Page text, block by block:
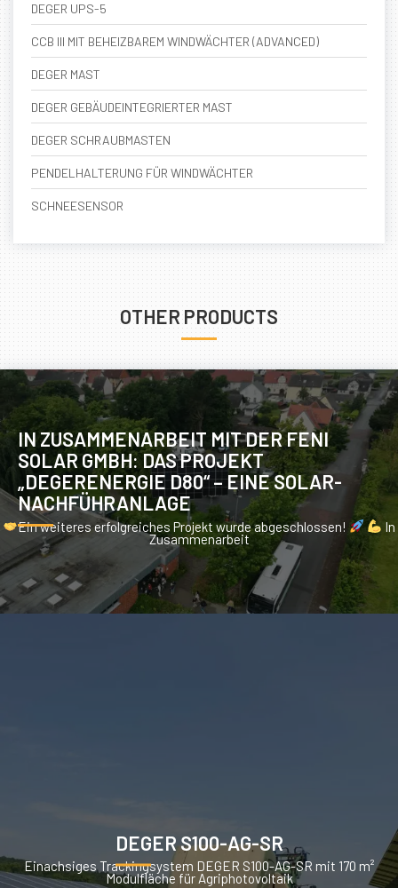
DEGER UPS-5
CCB III MIT BEHEIZBAREM WINDWÄCHTER (ADVANCED)
DEGER MAST
DEGER GEBÄUDEINTEGRIERTER MAST
DEGER SCHRAUBMASTEN
PENDELHALTERUNG FÜR WINDWÄCHTER
SCHNEESENSOR
OTHER PRODUCTS
IN ZUSAMMENARBEIT MIT DER FENI
SOLAR GMBH: DAS PROJEKT
„DEGERENERGIE D80“ – EINE SOLAR-
NACHFÜHRANLAGE
Ein weiteres erfolgreiches Projekt wurde abgeschlossen!
In
Zusammenarbeit
DEGER S100-AG-SR
Einachsiges Trackingsystem DEGER S100-AG-SR mit 170 m²
Modulfläche für Agriphotovoltaik